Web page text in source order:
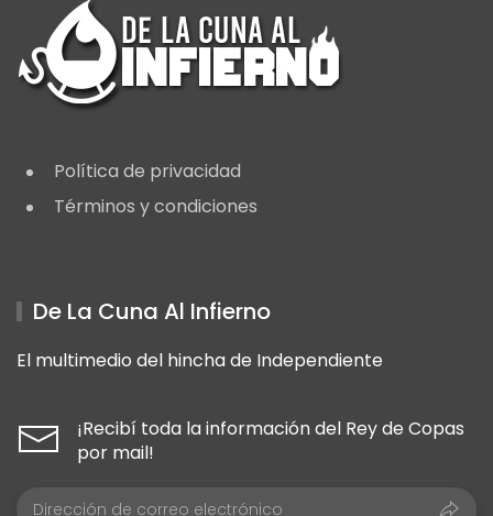
Política de privacidad
Términos y condiciones
De La Cuna Al Infierno
El multimedio del hincha de Independiente
¡Recibí toda la información del Rey de Copas
por mail!